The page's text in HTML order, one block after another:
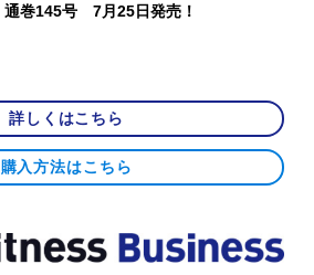
通巻145号 7月25日発売！
詳しくはこちら
購入方法はこちら